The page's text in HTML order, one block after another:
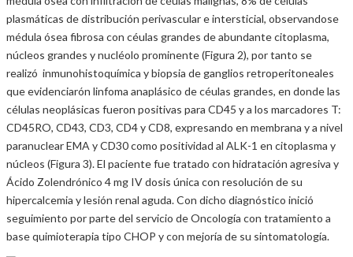
plasmáticas de distribución perivascular e intersticial, observandose
médula ósea fibrosa con céulas grandes de abundante citoplasma,
núcleos grandes y nucléolo prominente (Figura 2), por tanto se
realizó inmunohistoquímica y biopsia de ganglios retroperitoneales
que evidenciarón linfoma anaplásico de céulas grandes, en donde las
células neoplásicas fueron positivas para CD45 y a los marcadores T:
CD45RO, CD43, CD3, CD4 y CD8, expresando en membrana y a nivel
paranuclear EMA y CD30 como positividad al ALK-1 en citoplasma y
núcleos (Figura 3). El paciente fue tratado con hidratación agresiva y
Ácido Zolendrónico 4 mg IV dosis única con resolución de su
hipercalcemia y lesión renal aguda. Con dicho diagnóstico inició
seguimiento por parte del servicio de Oncología con tratamiento a
base quimioterapia tipo CHOP y con mejoría de su sintomatología.